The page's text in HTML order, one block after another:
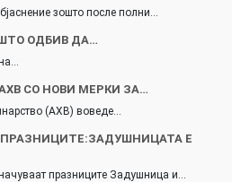
зошто после полни…
ОДБИВ ДА…
СО НОВИ МЕРКИ ЗА…
(АХВ) воведе…
Е
празниците Задушница и…